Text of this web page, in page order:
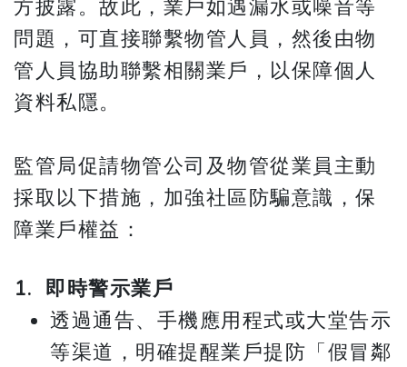
方披露。故此，業戶如遇漏水或噪音等
問題，可直接聯繫物管人員，然後由物
管人員協助聯繫相關業戶，以保障個人
資料私隱。
監管局促請物管公司及物管從業員主動
採取以下措施，加強社區防騙意識，保
障業戶權益：
1. 即時警示業戶
透過通告、手機應用程式或大堂告示
等渠道，明確提醒業戶提防「假冒鄰